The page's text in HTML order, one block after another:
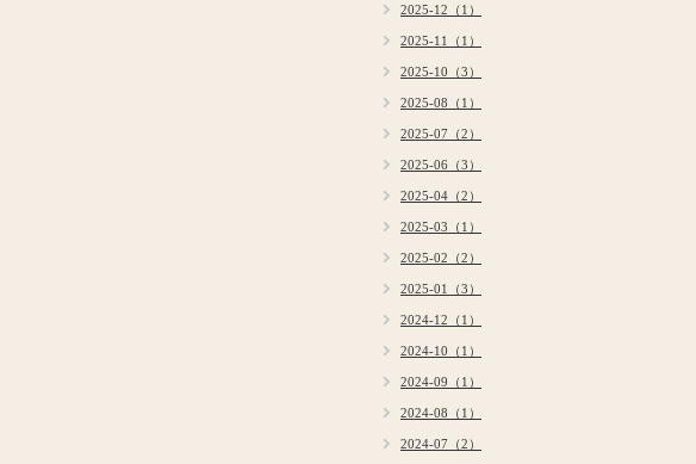
2025-12（1）
2025-11（1）
2025-10（3）
2025-08（1）
2025-07（2）
2025-06（3）
2025-04（2）
2025-03（1）
2025-02（2）
2025-01（3）
2024-12（1）
2024-10（1）
2024-09（1）
2024-08（1）
2024-07（2）